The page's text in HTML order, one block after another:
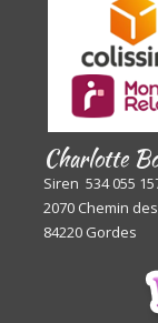
Charlotte
Siren 534 055
2070 Chemin
84220 Gordes